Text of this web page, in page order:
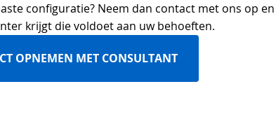
configuratie? Neem dan contact met ons op
krijgt die voldoet aan uw behoeften.
OPNEMEN MET CONSULTANT